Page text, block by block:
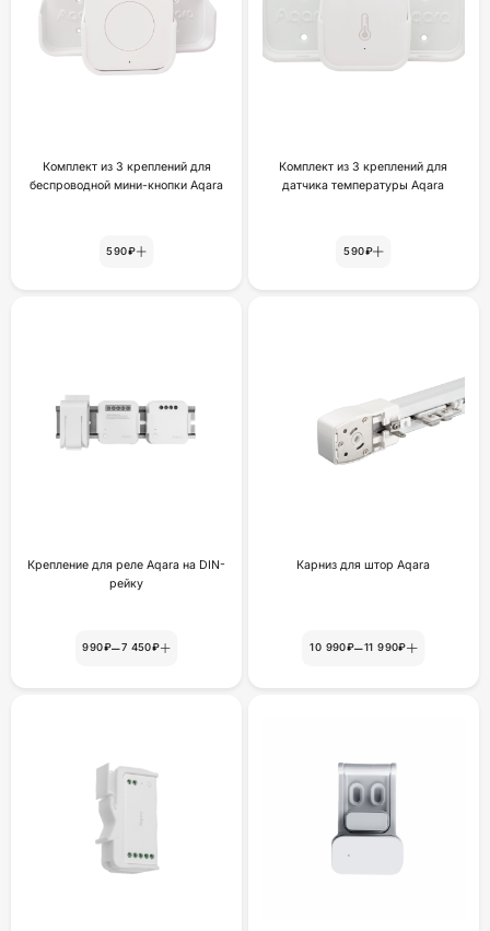
Комплект из 3 креплений для
беспроводной мини-кнопки Aqara
590₽
Комплект из 3 креплений для
датчика температуры Aqara
590₽
Крепление для реле Aqara на DIN-
рейку
990₽–7 450₽
Карниз для штор Aqara
10 990₽–11 990₽